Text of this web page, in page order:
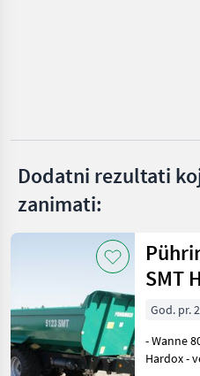
Tebbe
Prikaži
MARKETPLACE
Marketplace
Ponude
trgovaca
Oglasi
Dodatni rezultati
zanimati:
SMT
20t
God. pr.
- Wanne
Hardox -